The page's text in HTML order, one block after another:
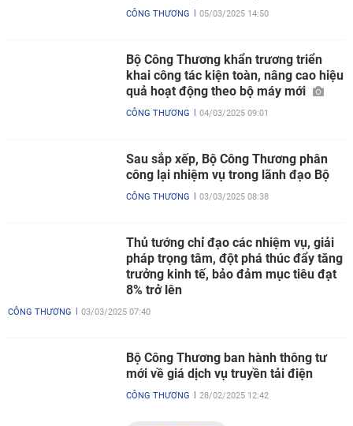
CÔNG THƯƠNG 05/03/2025 14:50
Bộ Công Thương khẩn trương triển
khai công tác kiện toàn, nâng cao hiệu
quả hoạt động theo bộ máy mới
CÔNG THƯƠNG 04/03/2025 09:01
Sau sắp xếp, Bộ Công Thương phân
công lại nhiệm vụ trong lãnh đạo Bộ
CÔNG THƯƠNG 03/03/2025 08:38
Thủ tướng chỉ đạo các nhiệm vụ, giải
pháp trọng tâm, đột phá thúc đẩy tăng
trưởng kinh tế, bảo đảm mục tiêu đạt
8% trở lên
CÔNG THƯƠNG 03/03/2025 07:40
Bộ Công Thương ban hành thông tư
mới về giá dịch vụ truyền tải điện
CÔNG THƯƠNG 28/02/2025 12:42